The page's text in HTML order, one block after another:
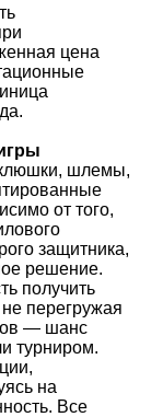
цена
шлемы,
от того,
защитника,
решение.
получить
перегружая
— шанс
турниром.
на
Все